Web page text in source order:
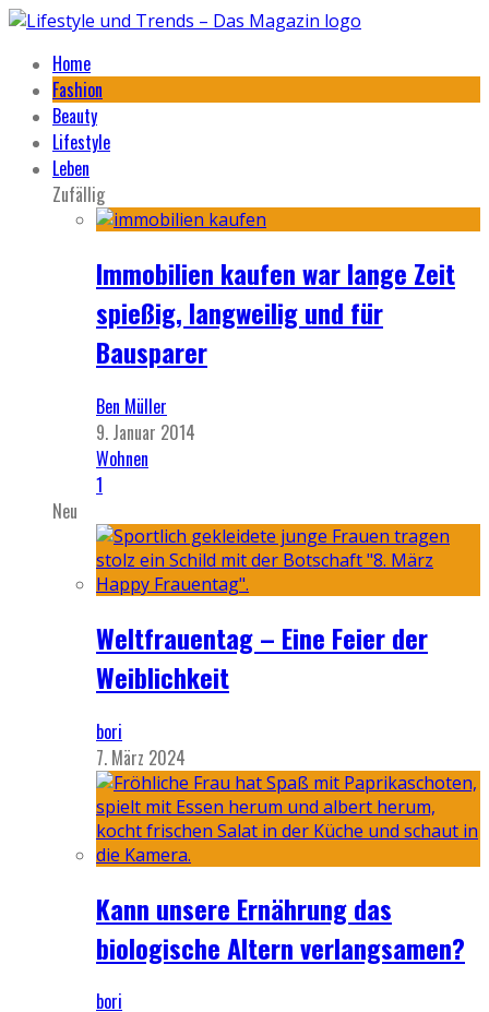
Home
Fashion
Beauty
Lifestyle
Leben
Zufällig
Immobilien kaufen war lange Zeit
spießig, langweilig und für
Bausparer
Ben Müller
9. Januar 2014
Wohnen
1
Neu
Weltfrauentag – Eine Feier der
Weiblichkeit
bori
7. März 2024
Kann unsere Ernährung das
biologische Altern verlangsamen?
bori